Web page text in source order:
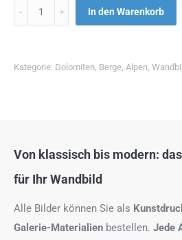
Menge In den Warenkorb
Kategorie: Dolomiten, Berge, Alpen,
Von klassisch bis modern:
für Ihr Wandbild
Alle Bilder können Sie als
Galerie-Materialien bestellen. Jede